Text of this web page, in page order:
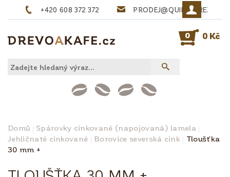
+420 608 372 372 PRODEJ@QUINTA-
0 0 Kč
Domů
Spárovky cinkované (napojovaná) lamela
Jehličnaté cinkované
Borovice severská cink
Tloušťka
30 mm +